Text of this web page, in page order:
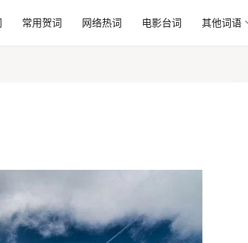
常用贺词 网络热词 电影台词 其他词语